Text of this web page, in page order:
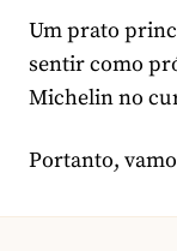
Um prato
sentir como
Michelin no
Portanto,